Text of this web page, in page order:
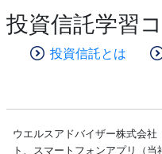
投資信託学習
投資信託とは
ウエルスアドバイザー株式会
ト、スマートフォンアプリ（